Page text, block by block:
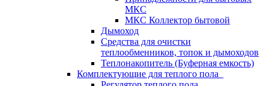
МКС
МКС Коллектор бытовой
Дымоход
Средства для очистки
теплообменников, топок и дымоходов
Теплонакопитель (Буферная емкость)
Комплектующие для теплого пола